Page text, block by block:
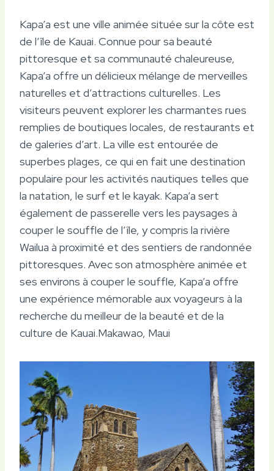
Kapa’a est une ville animée située sur la côte est
de l’île de Kauai. Connue pour sa beauté
pittoresque et sa communauté chaleureuse,
Kapa’a offre un délicieux mélange de merveilles
naturelles et d’attractions culturelles. Les
visiteurs peuvent explorer les charmantes rues
remplies de boutiques locales, de restaurants et
de galeries d’art. La ville est entourée de
superbes plages, ce qui en fait une destination
populaire pour les activités nautiques telles que
la natation, le surf et le kayak. Kapa’a sert
également de passerelle vers les paysages à
couper le souffle de l’île, y compris la rivière
Wailua à proximité et des sentiers de randonnée
pittoresques. Avec son atmosphère animée et
ses environs à couper le souffle, Kapa’a offre
une expérience mémorable aux voyageurs à la
recherche du meilleur de la beauté et de la
culture de Kauai.Makawao, Maui